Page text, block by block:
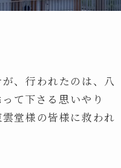
、行われたのは、八
て下さる思いやり
堂様の皆様に救われ